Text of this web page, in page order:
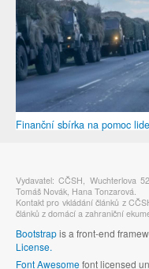
Finanční sbírka na pomoc
Vydavatel: CČSH, Wuchterlova
Tomáš Novák, Hana Tonzarová.
Kontakt pro vkládání článků z
článků z domácí a zahraniční
Bootstrapis a front-end
License.
Font Awesomefont licensed